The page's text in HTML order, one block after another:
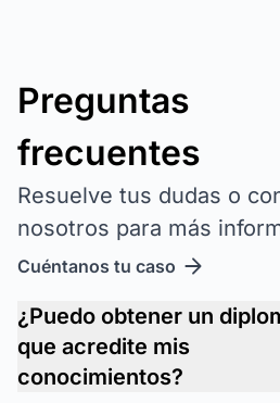
Preguntas
frecuentes
Resuelve tus dudas o
nosotros para más
Cuéntanos tu caso
¿Puedo obtener un
que acredite mis
conocimientos?